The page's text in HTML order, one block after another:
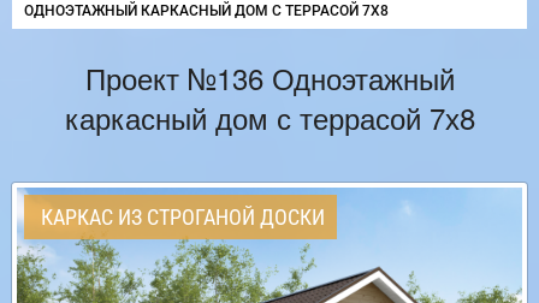
CURRENT:
ОДНОЭТАЖНЫЙ КАРКАСНЫЙ ДОМ С ТЕРРАСОЙ 7Х8
Проект №136 Одноэтажный
каркасный дом с террасой 7х8
КАРКАС ИЗ СТРОГАНОЙ ДОСКИ